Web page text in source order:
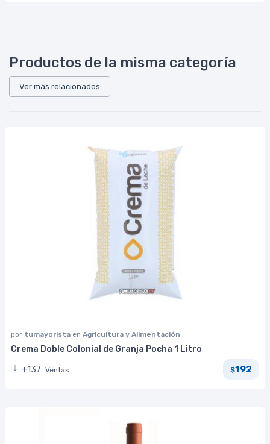
Productos de la misma categoría
Ver más relacionados
por tumayorista en Agricultura y Alimentación
Crema Doble Colonial de Granja Pocha 1 Litro
+137 Ventas $192